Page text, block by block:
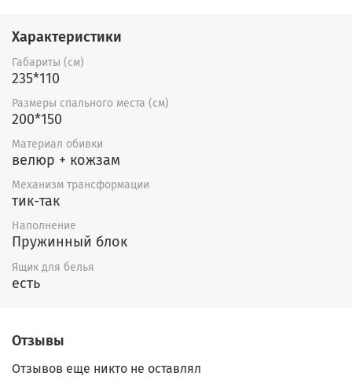
Характеристики
Габариты (см)
235*110
Размеры спального места (см)
200*150
Материал обивки
велюр + кожзам
Механизм трансформации
тик-так
Наполнение
Пружинный блок
Ящик для белья
есть
Отзывы
Отзывов еще никто не оставлял